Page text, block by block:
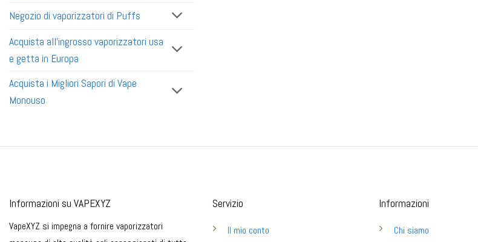
Negozio di vaporizzatori di Puffs
Acquista all'ingrosso vaporizzatori usa
e getta in Europa
Acquista i Migliori Sapori di Vape
Monouso
Informazioni su VAPEXYZ
VapeXYZ si impegna a fornire vaporizzatori
Servizio
Il mio conto
Informazioni
Chi siamo